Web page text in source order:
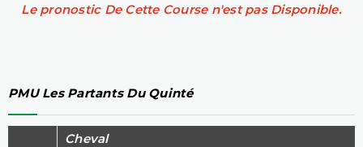
Le pronostic De Cette Course n'est pas Disponible.
PMU Les Partants Du Quinté
Cheval